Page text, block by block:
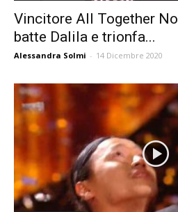
Vincitore All Together
batte Dalila e trionfa...
Alessandra Solmi - 14 Dicembre 2020